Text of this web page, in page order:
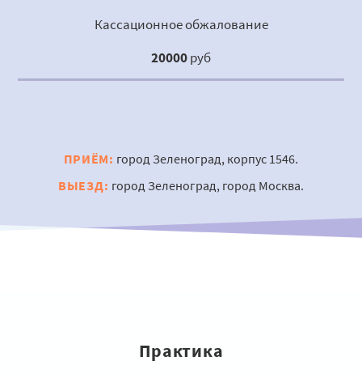
Кассационное обжалование
20000руб
ПРИЁМ: город Зеленоград, корпус 1546.
ВЫЕЗД: город Зеленоград, город Москва.
Практика